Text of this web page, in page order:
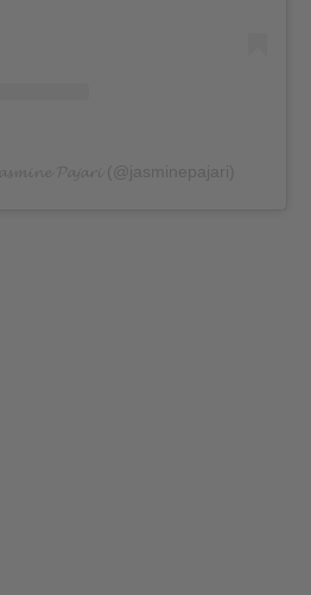
𝓟𝓪𝓳𝓪𝓻𝓲 (@jasminepajari)